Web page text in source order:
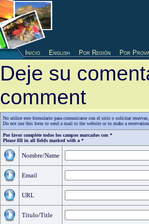
Inicio English Por Región Por
Deje su
comment
No utilice este formulario para comunicarse con el sitio o solicitar
Do not use this form to send a mail to the website or to make a
Por favor complete todos los campos marcados con *
Please fill in all fields marked with a *
Nombre/Name
Email
URL
Titulo/Title